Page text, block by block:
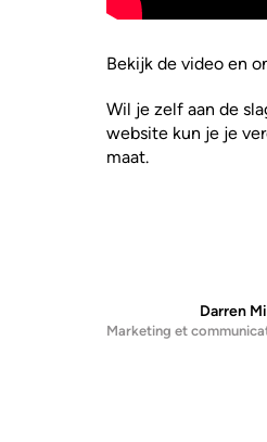
Bekijk de video en
Wil je zelf aan de
website kun je je
maat.
Darren
Marketing et